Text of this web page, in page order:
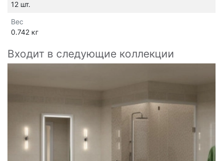
12 шт.
Вес
0.742 кг
Входит в следующие коллекции